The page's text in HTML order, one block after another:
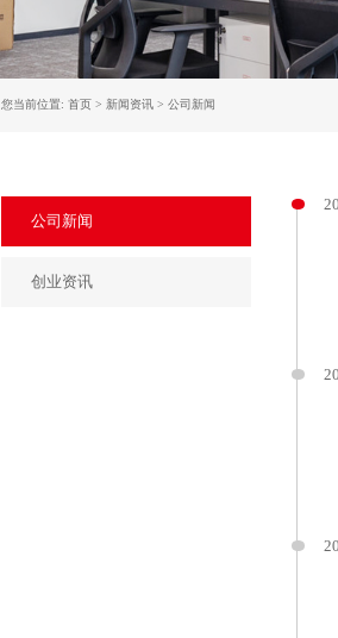
您当前位置: 首页 > 新闻资讯 > 公司新闻
公司新闻
创业资讯